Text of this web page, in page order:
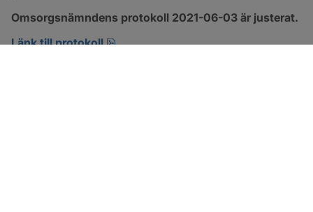
Omsorgsnämndens protokoll 2021-06-03 är justerat.
Länk till protokoll
pdf, 303.4 kB, öppnas i nytt fönster.